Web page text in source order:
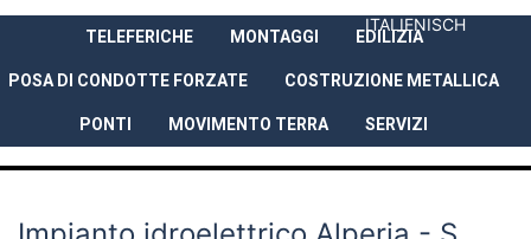
ITALIENISCH
AZIENDA
PRESTAZIONI
TELEFERICHE MONTAGGI EDILIZIA
POSA DI CONDOTTE FORZATE COSTRUZIONE METALLICA
PONTI MOVIMENTO TERRA SERVIZI